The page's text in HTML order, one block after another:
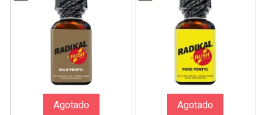
Agotado Agotado